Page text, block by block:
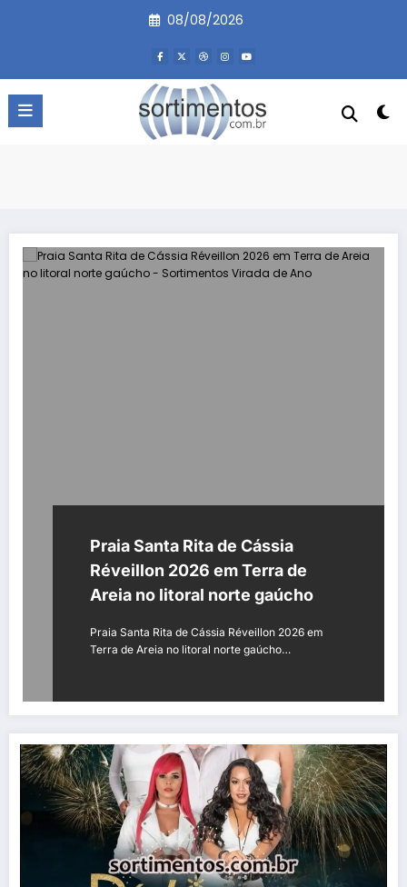
08/08/2026
Praia Santa Rita de Cássia
Réveillon 2026 em Terra de
Areia no litoral norte gaúcho
Praia Santa Rita de Cássia Réveillon 2026 em
Terra de Areia no litoral norte gaúcho…